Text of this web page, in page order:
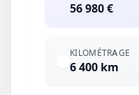
56 980 €
KILOMÉTRAGE
6 400 km